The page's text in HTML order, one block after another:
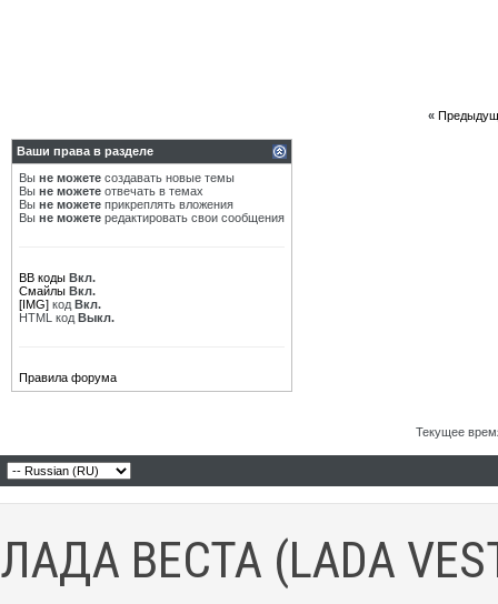
«
Ваши права в разделе
Вы не можете создавать новые темы
Вы не можете отвечать в темах
Вы не можете прикреплять вложения
Вы не можете редактировать свои сообщения
BB коды Вкл.
Смайлы Вкл.
[IMG] код Вкл.
HTML код Выкл.
Правила форума
Текущее
ЛАДА ВЕСТА (LADA